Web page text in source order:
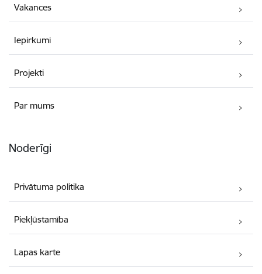
Vakances
Iepirkumi
Projekti
Par mums
Noderīgi
Privātuma politika
Piekļūstamība
Lapas karte